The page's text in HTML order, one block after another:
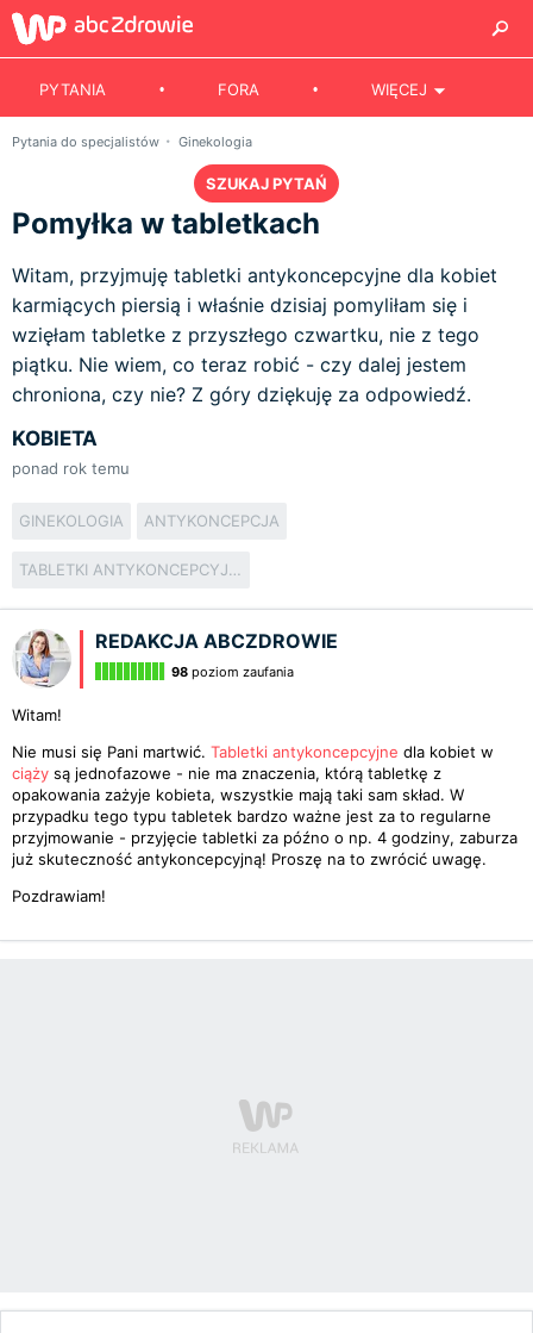
PYTANIA FORA WIĘCEJ
Pytania do specjalistów Ginekologia
SZUKAJ PYTAŃ
Pomyłka w tabletkach
Witam, przyjmuję tabletki antykoncepcyjne dla kobiet
karmiących piersią i właśnie dzisiaj pomyliłam się i
wzięłam tabletke z przyszłego czwartku, nie z tego
piątku. Nie wiem, co teraz robić - czy dalej jestem
chroniona, czy nie? Z góry dziękuję za odpowiedź.
KOBIETA
ponad rok temu
GINEKOLOGIA ANTYKONCEPCJA
TABLETKI ANTYKONCEPCYJNE
REDAKCJA ABCZDROWIE
98 poziom zaufania
Witam!
Nie musi się Pani martwić. Tabletki antykoncepcyjne dla kobiet w
ciąży są jednofazowe - nie ma znaczenia, którą tabletkę z
opakowania zażyje kobieta, wszystkie mają taki sam skład. W
przypadku tego typu tabletek bardzo ważne jest za to regularne
przyjmowanie - przyjęcie tabletki za późno o np. 4 godziny, zaburza
już skuteczność antykoncepcyjną! Proszę na to zwrócić uwagę.
Pozdrawiam!